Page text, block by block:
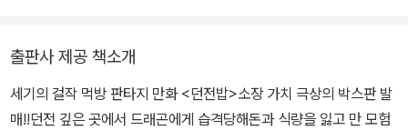
출판사 제공 책소개
세기의 걸작 먹방 판타지 만화 <던전밥>소장 가치 극상의 박스판 발
매!!던전 깊은 곳에서 드래곤에게 습격당해돈과 식량을 잃고 만 모험